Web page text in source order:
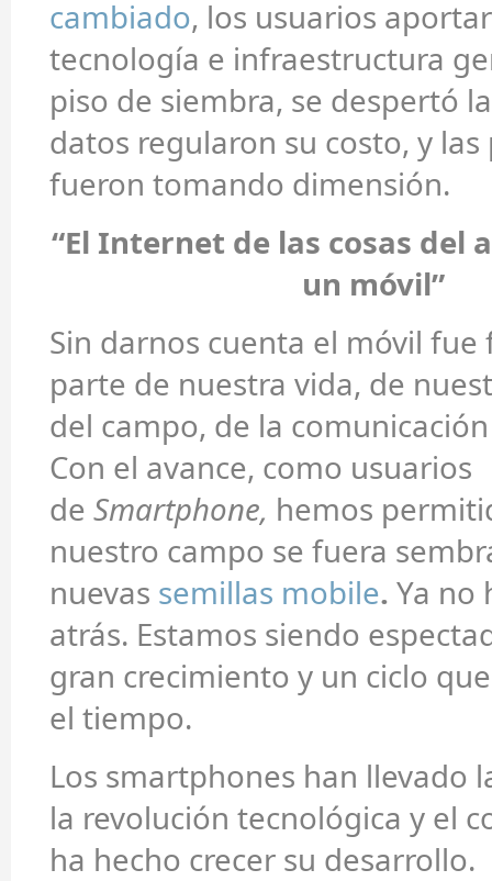
cambiado, los usuarios
tecnología e infraestructura
piso de siembra, se despertó
datos regularon su costo, y
fueron tomando dimensión.
“El Internet de las cosas del
un móvil”
Sin darnos cuenta el móvil
parte de nuestra vida, de
del campo, de la
Con el avance, como usuarios
de Smartphone, hemos
nuestro campo se fuera
nuevas semillas mobile. Ya no
atrás. Estamos siendo
gran crecimiento y un ciclo
el tiempo.
Los smartphones han llevado
la revolución tecnológica y el
ha hecho crecer su desarrollo.